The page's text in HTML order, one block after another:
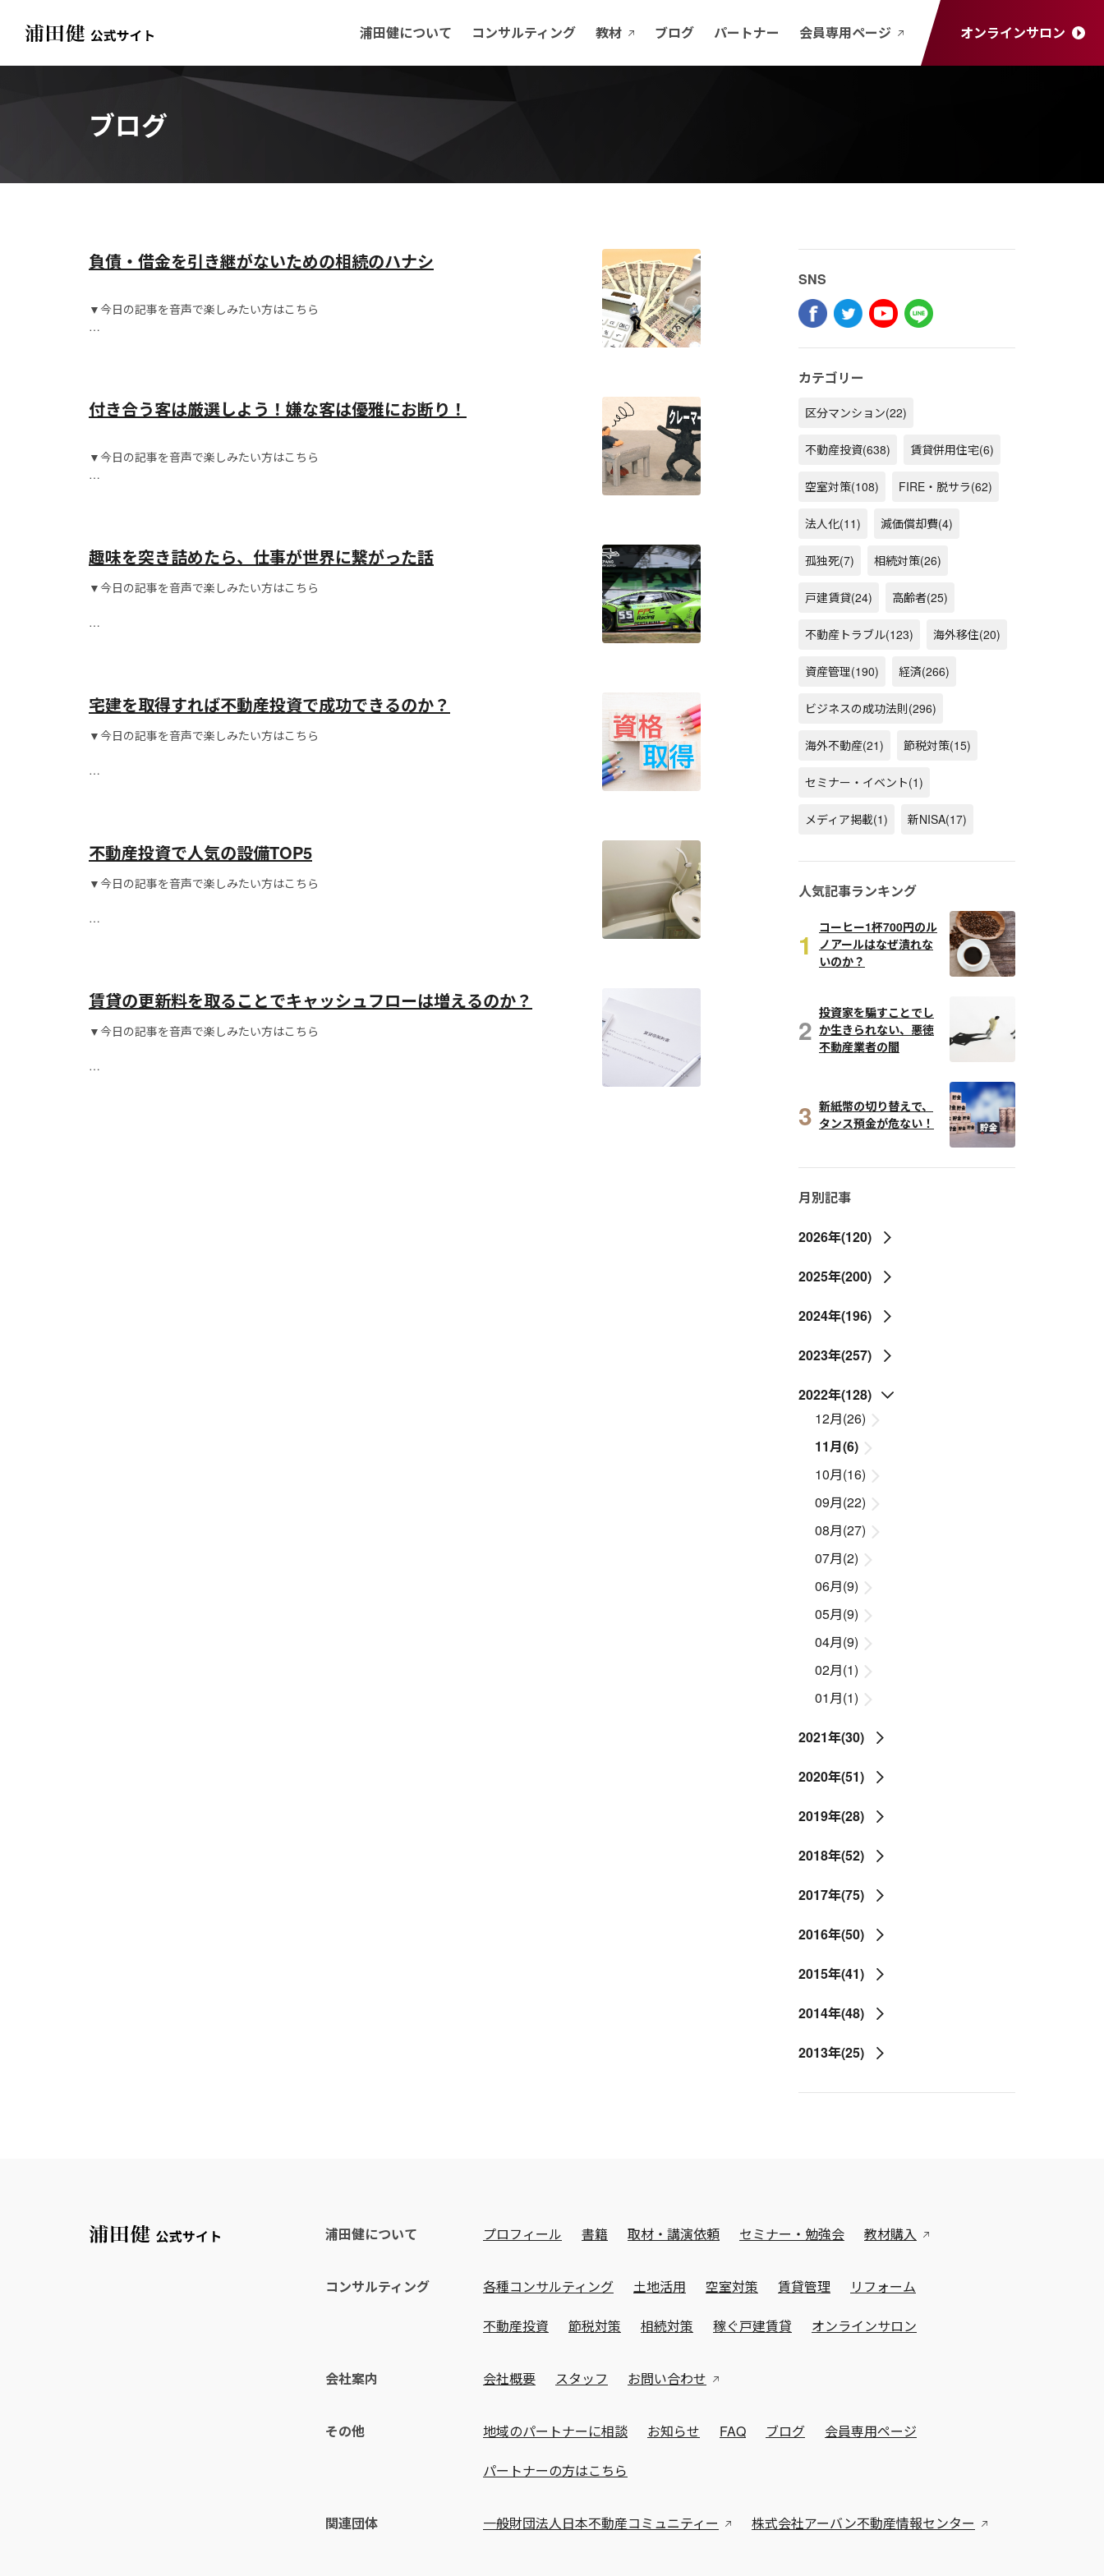
浦田健について コンサルティング 教材 ブログ パートナー 会員専用ページ オンラインサロン
ブログ
負債・借金を引き継がないための相続のハナシ
▼今日の記事を音声で楽しみたい方はこちら
付き合う客は厳選しよう！嫌な客は優雅にお断り！
▼今日の記事を音声で楽しみたい方はこちら
趣味を突き詰めたら、仕事が世界に繋がった話
▼今日の記事を音声で楽しみたい方はこちら
宅建を取得すれば不動産投資で成功できるのか？
▼今日の記事を音声で楽しみたい方はこちら
不動産投資で人気の設備TOP5
▼今日の記事を音声で楽しみたい方はこちら
賃貸の更新料を取ることでキャッシュフローは増えるのか？
▼今日の記事を音声で楽しみたい方はこちら
SNS
カテゴリー
区分マンション(22)
不動産投資(638) 賃貸併用住宅(6)
空室対策(108) FIRE・脱サラ(62)
法人化(11) 減価償却費(4)
孤独死(7) 相続対策(26)
戸建賃貸(24) 高齢者(25)
不動産トラブル(123) 海外移住(20)
資産管理(190) 経済(266)
ビジネスの成功法則(296)
海外不動産(21) 節税対策(15)
セミナー・イベント(1)
メディア掲載(1) 新NISA(17)
人気記事ランキング
1
コーヒー1杯700円のル
ノアールはなぜ潰れな
いのか？
2 投資家を騙すことでし
か生きられない、悪徳
不動産業者の闇
3 新紙幣の切り替えで、
タンス預金が危ない！
月別記事
2026年(120)
2025年(200)
2024年(196)
2023年(257)
2022年(128)
12月(26)
11月(6)
10月(16)
09月(22)
08月(27)
07月(2)
06月(9)
05月(9)
04月(9)
02月(1)
01月(1)
2021年(30)
2020年(51)
2019年(28)
2018年(52)
2017年(75)
2016年(50)
2015年(41)
2014年(48)
2013年(25)
浦田健について プロフィール 書籍 取材・講演依頼 セミナー・勉強会 教材購入
コンサルティング 各種コンサルティング 土地活用 空室対策 賃貸管理 リフォーム
不動産投資 節税対策 相続対策 稼ぐ戸建賃貸 オンラインサロン
会社案内 会社概要 スタッフ お問い合わせ
その他 地域のパートナーに相談 お知らせ FAQ ブログ 会員専用ページ
パートナーの方はこちら
関連団体 一般財団法人日本不動産コミュニティー 株式会社アーバン不動産情報センター